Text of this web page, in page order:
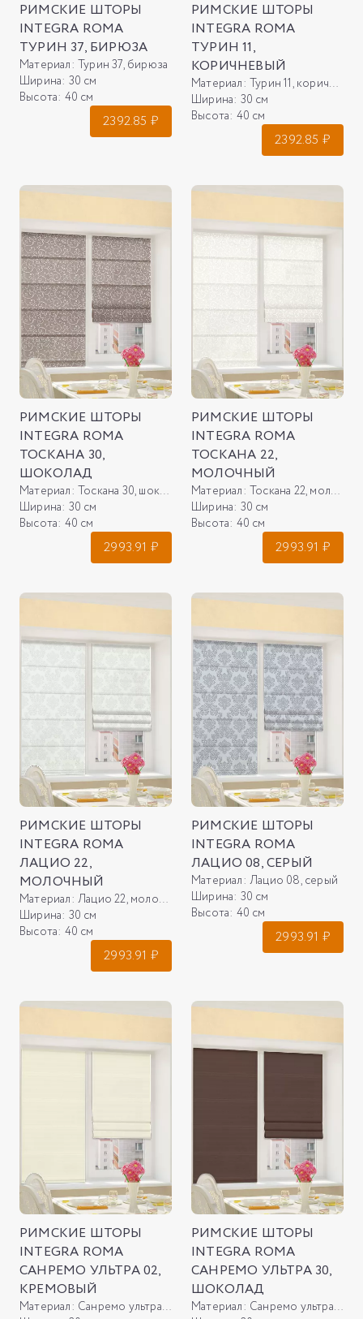
РИМСКИЕ ШТОРЫ
INTEGRA ROMA
ТУРИН 37, БИРЮЗА
Материал: Турин 37, бирюза
Ширина: 30 см
Высота: 40 см
2392.85 ₽
РИМСКИЕ ШТОРЫ
INTEGRA ROMA
ТУРИН 11,
КОРИЧНЕВЫЙ
Материал: Турин 11, коричневый
Ширина: 30 см
Высота: 40 см
2392.85 ₽
РИМСКИЕ ШТОРЫ
INTEGRA ROMA
ТОСКАНА 30,
ШОКОЛАД
Материал: Тоскана 30, шоколад
Ширина: 30 см
Высота: 40 см
2993.91 ₽
РИМСКИЕ ШТОРЫ
INTEGRA ROMA
ТОСКАНА 22,
МОЛОЧНЫЙ
Материал: Тоскана 22, молочный
Ширина: 30 см
Высота: 40 см
2993.91 ₽
РИМСКИЕ ШТОРЫ
INTEGRA ROMA
ЛАЦИО 22,
МОЛОЧНЫЙ
Материал: Лацио 22, молочный
Ширина: 30 см
Высота: 40 см
2993.91 ₽
РИМСКИЕ ШТОРЫ
INTEGRA ROMA
ЛАЦИО 08, СЕРЫЙ
Материал: Лацио 08, серый
Ширина: 30 см
Высота: 40 см
2993.91 ₽
РИМСКИЕ ШТОРЫ
INTEGRA ROMA
САНРЕМО УЛЬТРА 02,
КРЕМОВЫЙ
Материал: Санремо ультра 02, кремовый
РИМСКИЕ ШТОРЫ
INTEGRA ROMA
САНРЕМО УЛЬТРА 30,
ШОКОЛАД
Материал: Санремо ультра 30, шоколад